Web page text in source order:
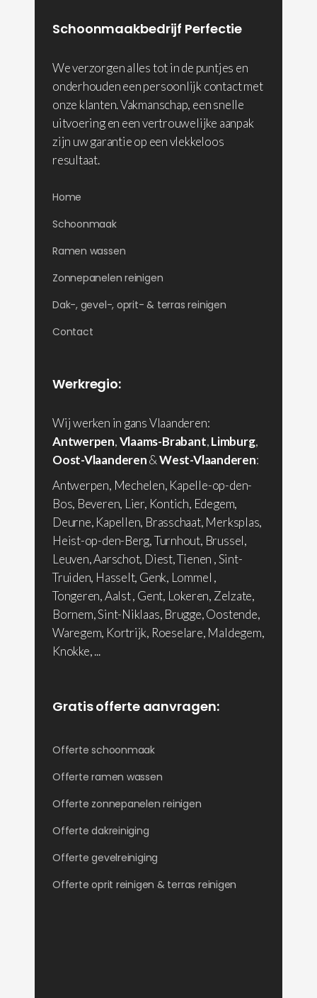
Schoonmaakbedrijf Perfectie
We verzorgen alles tot in de puntjes en
onderhouden een persoonlijk contact met
onze klanten. Vakmanschap, een snelle
uitvoering en een vertrouwelijke aanpak
zijn uw garantie op een vlekkeloos
resultaat.
Home
Schoonmaak
Ramen wassen
Zonnepanelen reinigen
Dak-, gevel-, oprit- & terras reinigen
Contact
Werkregio:
Wij werken in gans Vlaanderen:
Antwerpen,Vlaams-Brabant,Limburg,
Oost-Vlaanderen&West-Vlaanderen:
Antwerpen, Mechelen, Kapelle-op-den-
Bos, Beveren, Lier, Kontich, Edegem,
Deurne, Kapellen, Brasschaat, Merksplas,
Heist-op-den-Berg, Turnhout, Brussel,
Leuven, Aarschot, Diest, Tienen , Sint-
Truiden, Hasselt, Genk, Lommel ,
Tongeren, Aalst , Gent, Lokeren, Zelzate,
Bornem, Sint-Niklaas, Brugge, Oostende,
Waregem, Kortrijk, Roeselare, Maldegem,
Knokke, ...
Gratis offerte aanvragen:
Offerte schoonmaak
Offerte ramen wassen
Offerte zonnepanelen reinigen
Offerte dakreiniging
Offerte gevelreiniging
Offerte oprit reinigen & terras reinigen